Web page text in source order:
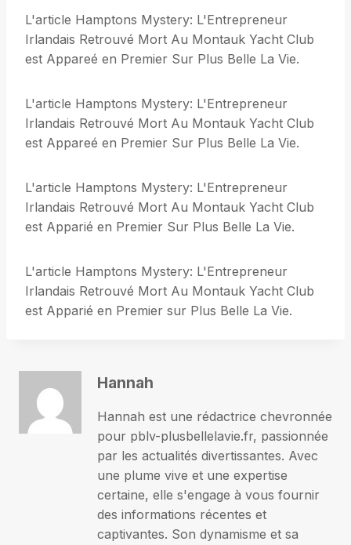
L'article Hamptons Mystery: L'Entrepreneur
Irlandais Retrouvé Mort Au Montauk Yacht Club
est Appareé en Premier Sur Plus Belle La Vie.
L'article Hamptons Mystery: L'Entrepreneur
Irlandais Retrouvé Mort Au Montauk Yacht Club
est Appareé en Premier Sur Plus Belle La Vie.
L'article Hamptons Mystery: L'Entrepreneur
Irlandais Retrouvé Mort Au Montauk Yacht Club
est Apparié en Premier Sur Plus Belle La Vie.
L'article Hamptons Mystery: L'Entrepreneur
Irlandais Retrouvé Mort Au Montauk Yacht Club
est Apparié en Premier sur Plus Belle La Vie.
Hannah
Hannah est une rédactrice chevronnée
pour pblv-plusbellelavie.fr, passionnée
par les actualités divertissantes. Avec
une plume vive et une expertise
certaine, elle s'engage à vous fournir
des informations récentes et
captivantes. Son dynamisme et sa